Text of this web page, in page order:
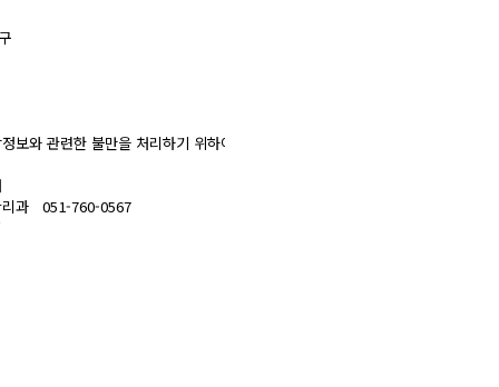
구.수납 및 환급 등의 원무서비스 제공.
간
보와 관련한 불만을 처리하기 위하여 아래와 같이 개인영상정보 보호책임자를